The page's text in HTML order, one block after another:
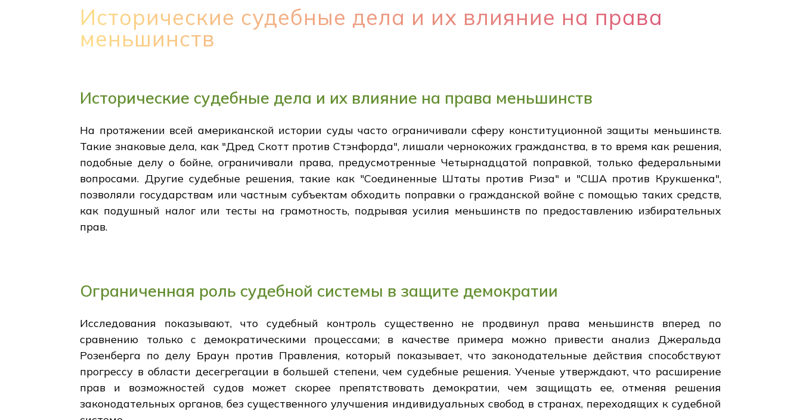
Исторические судебные дела и их влияние на права
меньшинств
Исторические судебные дела и их влияние на права меньшинств
На протяжении всей американской истории суды часто ограничивали сферу конституционной защиты меньшинств.
Такие знаковые дела, как "Дред Скотт против Стэнфорда", лишали чернокожих гражданства, в то время как решения,
подобные делу о бойне, ограничивали права, предусмотренные Четырнадцатой поправкой, только федеральными
вопросами. Другие судебные решения, такие как "Соединенные Штаты против Риза" и "США против Крукшенка",
позволяли государствам или частным субъектам обходить поправки о гражданской войне с помощью таких средств,
как подушный налог или тесты на грамотность, подрывая усилия меньшинств по предоставлению избирательных
прав.
Ограниченная роль судебной системы в защите демократии
Исследования показывают, что судебный контроль существенно не продвинул права меньшинств вперед по
сравнению только с демократическими процессами; в качестве примера можно привести анализ Джеральда
Розенберга по делу Браун против Правления, который показывает, что законодательные действия способствуют
прогрессу в области десегрегации в большей степени, чем судебные решения. Ученые утверждают, что расширение
прав и возможностей судов может скорее препятствовать демократии, чем защищать ее, отменяя решения
законодательных органов, без существенного улучшения индивидуальных свобод в странах, переходящих к судебной